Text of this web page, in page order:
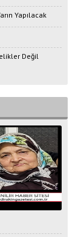
Yapılacak
Değil